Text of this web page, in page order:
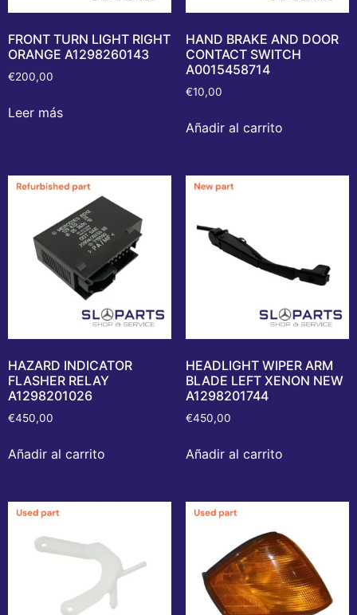
FRONT TURN LIGHT RIGHT
ORANGE A1298260143
€200,00
Leer más
HAND BRAKE AND DOOR
CONTACT SWITCH
A0015458714
€10,00
Añadir al carrito
HAZARD INDICATOR
FLASHER RELAY
A1298201026
€450,00
Añadir al carrito
HEADLIGHT WIPER ARM
BLADE LEFT XENON NEW
A1298201744
€450,00
Añadir al carrito